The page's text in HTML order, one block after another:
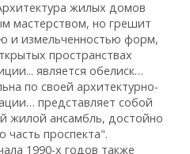
жилых домов
мастерством, но грешит
и измельченностью форм,
пространствах
является обелиск…
по своей архитектурно-
представляет собой
жилой ансамбль, достойно
проспекта".
1990-х годов также